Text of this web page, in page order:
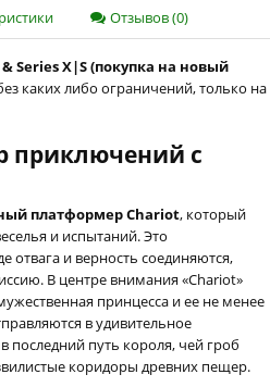
Отзывов (0)
Series X|S (покупка на новый
каких либо ограничений, только на
приключений с
платформер Chariot, который
и испытаний. Это
отвага и верность соединяются,
В центре внимания «Chariot»
принцесса и ее не менее
в удивительное
последний путь короля, чей гроб
коридоры древних пещер.